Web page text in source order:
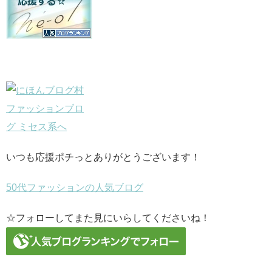
いつも応援ポチっとありがとうございます！
50代ファッションの人気ブログ
☆フォローしてまた見にいらしてくださいね！